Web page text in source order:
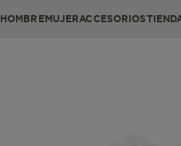
HOMBREMUJERACCESORIOS